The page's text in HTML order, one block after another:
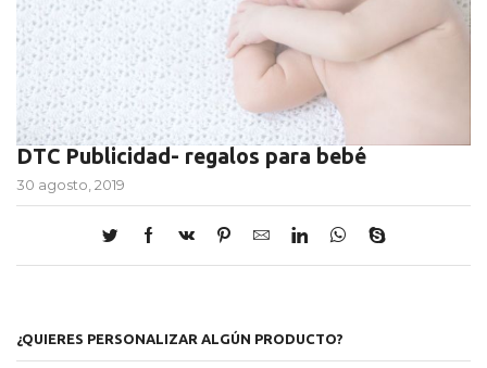
DTC Publicidad- regalos para bebé
30 agosto, 2019
¿QUIERES PERSONALIZAR ALGÚN PRODUCTO?